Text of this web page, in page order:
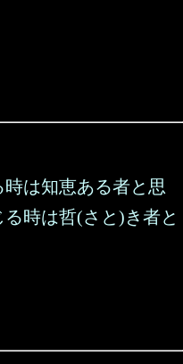
は知恵ある者と思
時は哲(さと)き者と